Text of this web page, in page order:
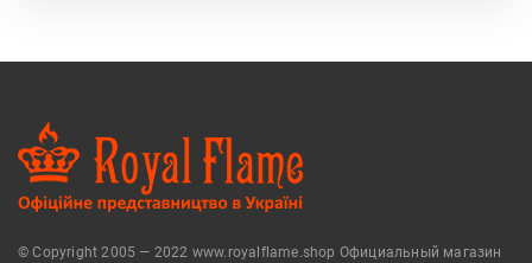
© Copyright 2005 — 2022 www.royalflame.shop Официальный магазин